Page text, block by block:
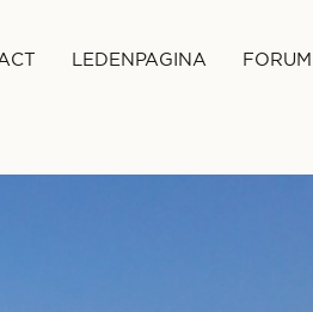
LEDENPAGINA FORUM